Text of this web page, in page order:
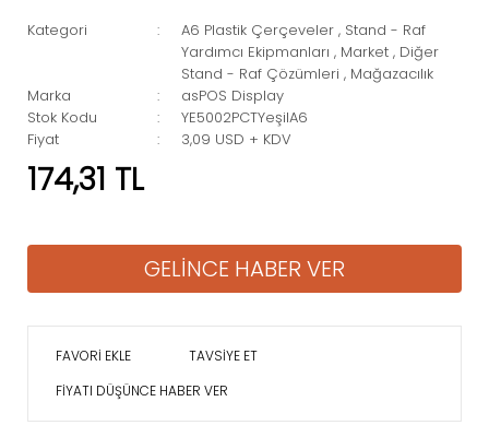
Kategori A6 Plastik Çerçeveler , Stand - Raf
Yardımcı Ekipmanları , Market , Diğer
Stand - Raf Çözümleri , Mağazacılık
Marka
asPOS Display
Stok Kodu
YE5002PCTYeşilA6
Fiyat
3,09 USD + KDV
174,31 TL
GELİNCE HABER VER
TAVSİYE ET
FİYATI DÜŞÜNCE HABER VER